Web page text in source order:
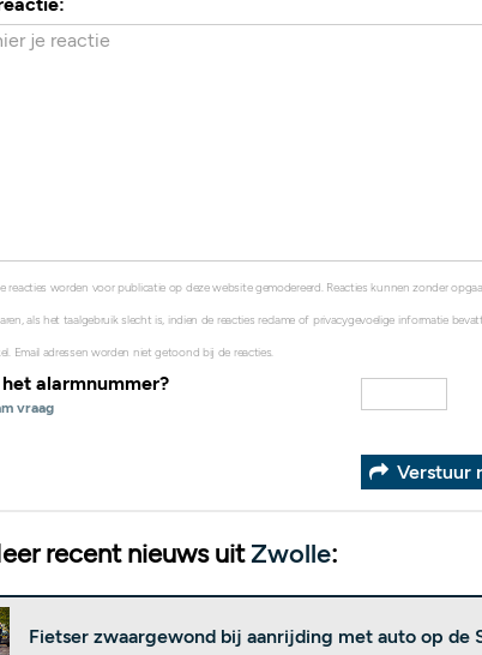
reacties worden voor publicatie op deze website gemodereerd. Reacties kunnen zonder
als het taalgebruik slecht is, indien de reacties reclame of privacygevoelige informatie
Email adressen worden niet getoond bij de reacties.
alarmnummer?
vraag
Verstuur
recent nieuws uitZwolle:
Fietser zwaargewond bij aanrijding met auto op de